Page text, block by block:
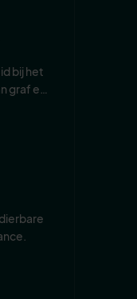
bij het
graf en